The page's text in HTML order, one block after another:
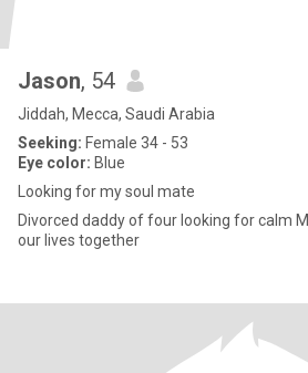
Jason, 54
Jiddah, Mecca, Saudi Arabia
Seeking: Female 34 - 53
Eye color: Blue
Looking for my soul mate
Divorced daddy of four looking for calm
our lives together